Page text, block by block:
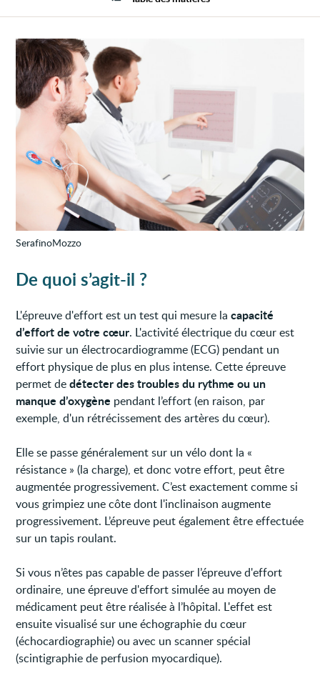
SerafinoMozzo
De quoi s’agit-il ?
L'épreuve d'effort est un test qui mesure lacapacité
d’effort de votre cœur. L'activité électrique du cœur est
suivie sur un électrocardiogramme (ECG) pendant un
effort physique de plus en plus intense. Cette épreuve
permet dedétecter des troubles du rythme ou un
manque d’oxygène pendant l’effort (en raison, par
exemple, d'un rétrécissement des artères du cœur).
Elle se passe généralement sur un vélo dont la «
résistance » (la charge), et donc votre effort, peut être
augmentée progressivement. C’est exactement comme si
vous grimpiez une côte dont l'inclinaison augmente
progressivement. L’épreuve peut également être effectuée
sur un tapis roulant.
Si vous n’êtes pas capable de passer l’épreuve d'effort
ordinaire, une épreuve d'effort simulée au moyen de
médicament peut être réalisée à l’hôpital. L'effet est
ensuite visualisé sur une échographie du cœur
(échocardiographie) ou avec un scanner spécial
(scintigraphie de perfusion myocardique).